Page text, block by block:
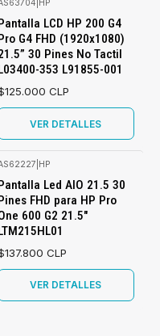
HP
LCD HP 200 G4
G4 FHD (1920x1080)
30 Pines No Tactil
353 L91855-001
CLP
VER DETALLES
HP
Led AIO 21.5 30
FHD para HP Pro
600 G2 21.5"
CLP
VER DETALLES